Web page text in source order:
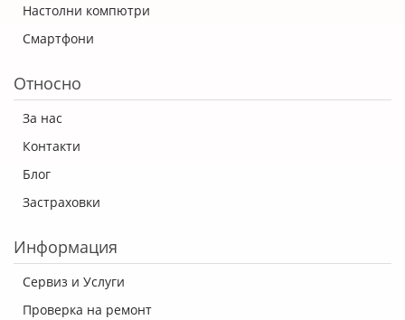
Настолни компютри
Смартфони
Относно
За нас
Контакти
Блог
Застраховки
Информация
Сервиз и Услуги
Проверка на ремонт